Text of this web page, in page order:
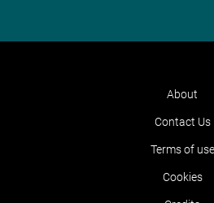
About
Contact Us
Terms of use
Cookies